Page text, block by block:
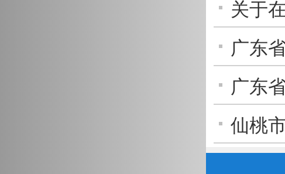
关于
通管制
广东
金”案
广东
燊威”
仙桃